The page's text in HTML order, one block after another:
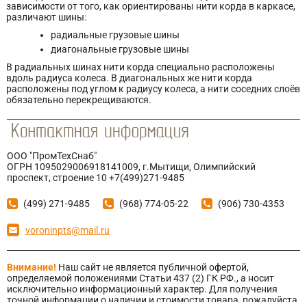
зависимости от того, как ориентированы нити корда в каркасе,
различают шины:
радиальные грузовые шины
диагональные грузовые шины
В радиальных шинах нити корда специально расположены
вдоль радиуса колеса. В диагональных же нити корда
расположены под углом к радиусу колеса, а нити соседних слоёв
обязательно перекрещиваются.
ООО "ПромТехСнаб"
ОГРН 1095029006918141009, г.Мытищи, Олимпийский
проспект, строение 10 +7(499)271-9485
(499) 271-9485 (968) 774-05-22 (906) 730-4353
voroninpts@mail.ru
Внимание! Наш сайт не является публичной офертой,
определяемой положениями Статьи 437 (2) ГК РФ., а носит
исключительно информационный характер. Для получения